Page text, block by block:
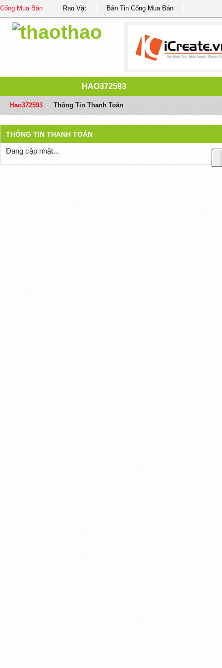
Cổng Mua Bán Rao Vặt Bản Tin Cổng Mua Bán
HAO372593
Hao372593 Thông Tin Thanh Toán
THÔNG TIN THANH TOÁN
Đang cập nhật...